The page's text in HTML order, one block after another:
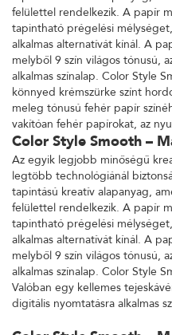
tapintású kreatív alapanyag,
felülettel rendelkezik. A papír
tapintható prégelési
alkalmas alternatívát kínál. A
melyből 9 szín világos tónusú,
alkalmas színalap. Color Style
könnyed krémszürke színt
meleg tónusú fehér papír
vakítóan fehér papírokat, az
Color Style Smooth –
Az egyik legjobb minőségű
legtöbb technológiánál
tapintású kreatív alapanyag,
felülettel rendelkezik. A papír
tapintható prégelési
alkalmas alternatívát kínál. A
melyből 9 szín világos tónusú,
alkalmas színalap. Color Style
Valóban egy kellemes
digitális nyomtatásra alkalmas